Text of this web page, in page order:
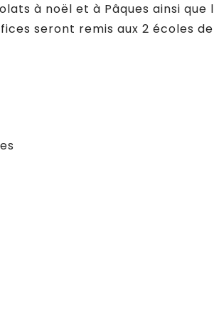
à noël et à Pâques ainsi que
seront remis aux 2 écoles